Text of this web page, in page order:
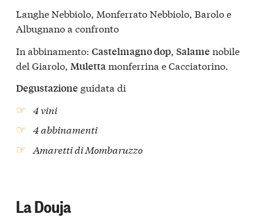
Langhe Nebbiolo, Monferrato Nebbiolo, Barolo e
Albugnano a confronto
In abbinamento: Castelmagno dop Salame nobile
del Giarolo, Muletta monferrina e Cacciatorino.
Degustazione guidata di
4 vini
4 abbinamenti
Amaretti di Mombaruzzo
La Douja